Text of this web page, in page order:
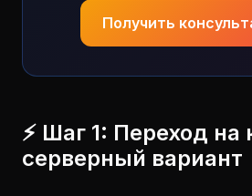
Получить
⚡ Шаг 1: Переход на
серверный вариант